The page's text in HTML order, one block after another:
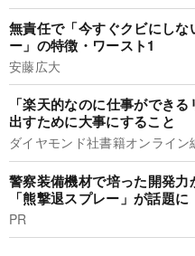
無責任で「今すぐクビにし
ー」の特徴・ワースト1
安藤広大
「楽天的なのに仕事ができ
出すために大事にすること
ダイヤモンド社書籍オンライン
警察装備機材で培った開発
「熊撃退スプレー」が話題に
PR